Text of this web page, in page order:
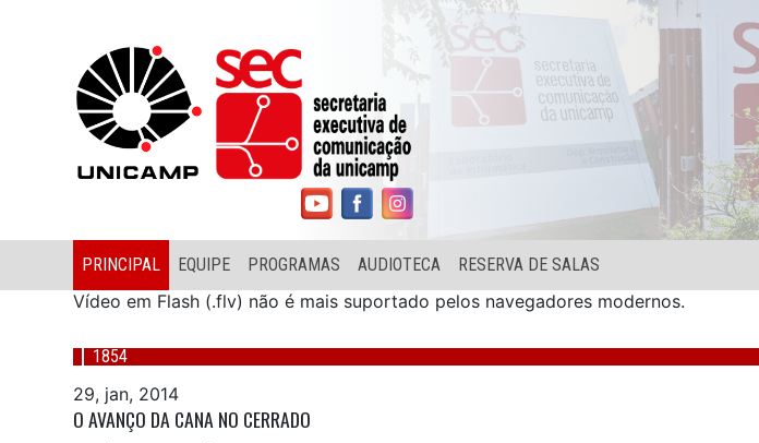
PRINCIPAL EQUIPE PROGRAMAS AUDIOTECA RESERVA DE SALAS
Vídeo em Flash (.flv) não é mais suportado pelos navegadores modernos.
1854
29, jan, 2014
O AVANÇO DA CANA NO CERRADO